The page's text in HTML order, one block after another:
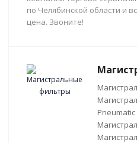
по Челябинской области и
цена. Звоните!
Pneumatic